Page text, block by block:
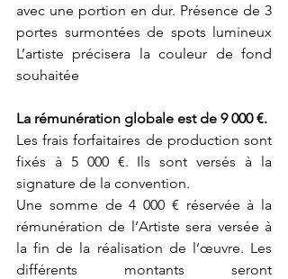
avec une portion en dur. Présence de 3
portes surmontées de spots lumineux
L’artiste précisera la couleur de fond
souhaitée
La rémunération globale est de 9 000 €.
Les frais forfaitaires de production sont
fixés à 5 000 €. Ils sont versés à la
signature de la convention.
Une somme de 4 000 € réservée à la
rémunération de l’Artiste sera versée à
la fin de la réalisation de l’œuvre. Les
différents montants seront